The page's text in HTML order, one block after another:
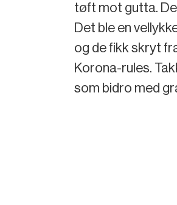
tøft mot gutta.
Det ble en
og de fikk skryt
Korona-rules.
som bidro med